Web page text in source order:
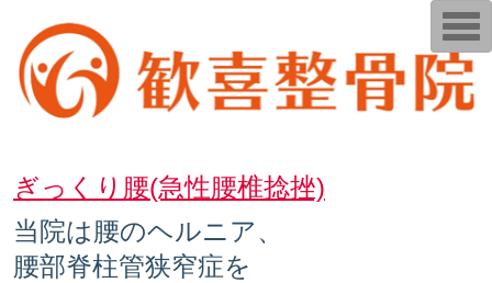
ぎっくり腰(急性腰椎捻挫)
当院は腰のヘルニア、
腰部脊柱管狭窄症を
T
o
g
g
l
e